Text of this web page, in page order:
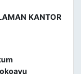
KANTOR